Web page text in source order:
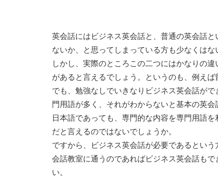
英会話にはビジネス英会話と、普通の英会話
ないか、と思ってしまっている方も少なくはな
しかし、実際のところこの二つにはかなりの
があると言えるでしょう。というのも、例え
でも、勉強なしでいきなりビジネス英会話が
門用語が多く、それがわからないと基本の英
日本語であっても、専門的な内容を専門用語
だと言えるのではないでしょうか。
ですから、ビジネス英会話が必要であるとい
会話教室に通うのであればビジネス英会話も
い。